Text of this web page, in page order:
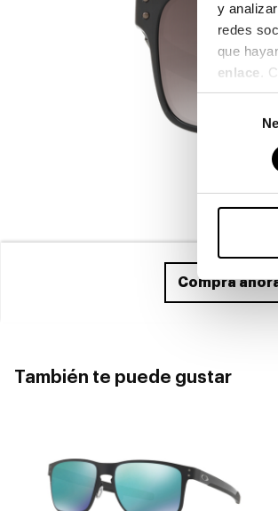
y
redes
enlace .
de
Compra
También te puede gustar